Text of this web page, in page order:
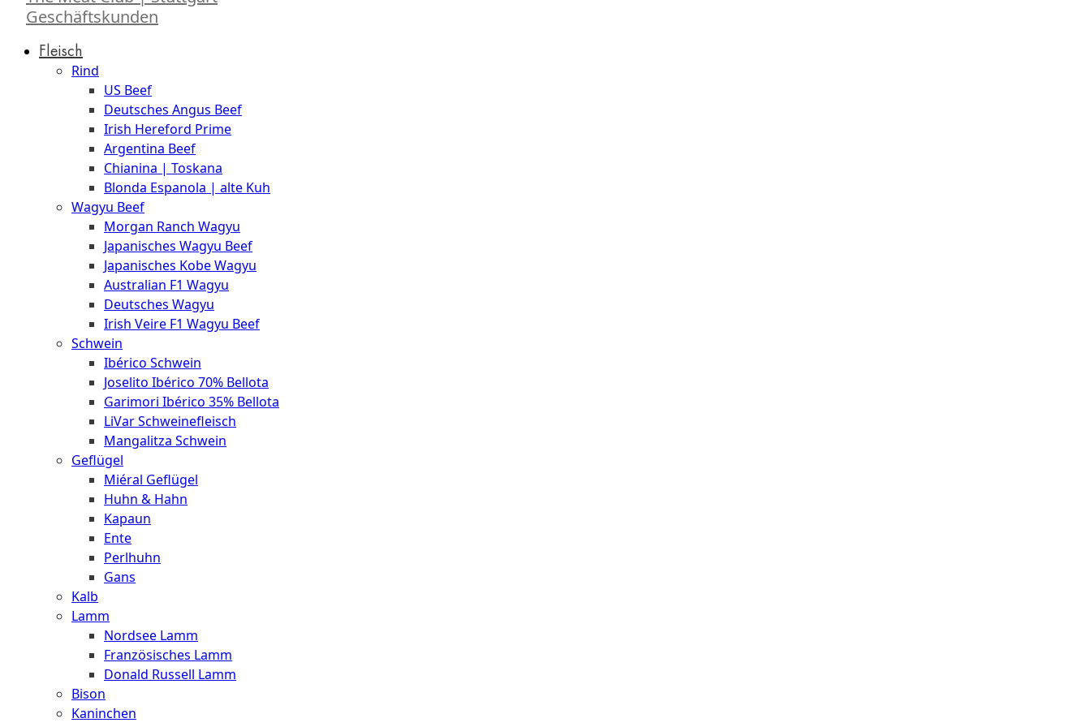
Geschäftskunden
Fleisch
Rind
US Beef
Deutsches Angus Beef
Irish Hereford Prime
Argentina Beef
Chianina | Toskana
Blonda Espanola | alte Kuh
Wagyu Beef
Morgan Ranch Wagyu
Japanisches Wagyu Beef
Japanisches Kobe Wagyu
Australian F1 Wagyu
Deutsches Wagyu
Irish Veire F1 Wagyu Beef
Schwein
Ibérico Schwein
Joselito Ibérico 70% Bellota
Garimori Ibérico 35% Bellota
LiVar Schweinefleisch
Mangalitza Schwein
Geflügel
Miéral Geflügel
Huhn & Hahn
Kapaun
Ente
Perlhuhn
Gans
Kalb
Lamm
Nordsee Lamm
Französisches Lamm
Donald Russell Lamm
Bison
Kaninchen